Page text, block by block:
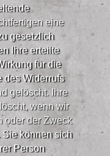
eine
gesetzlich
Ihre erteilte
für die
des Widerrufs
gelöscht. Ihre
wenn wir
oder der Zweck
Sie können sich
Person